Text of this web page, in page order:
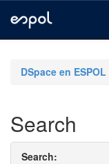
navigationDSpace en ESPOL
Search
Search: